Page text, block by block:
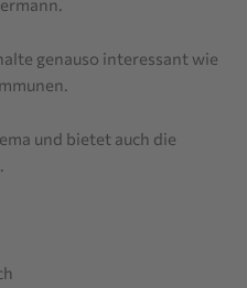
genauso interessant wie
und bietet auch die